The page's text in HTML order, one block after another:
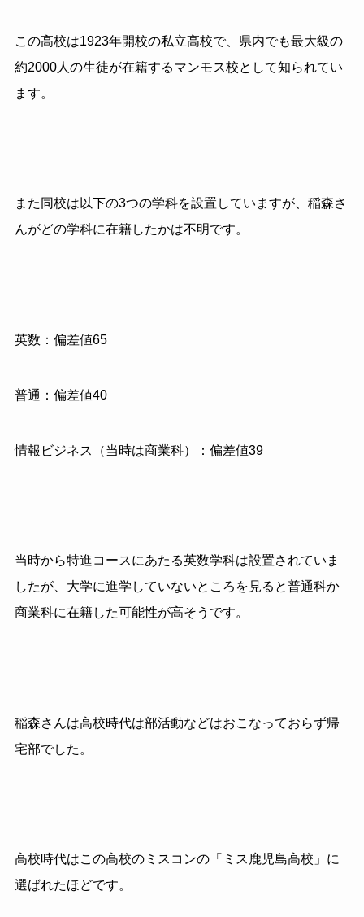
この高校は1923年開校の私立高校で、県内でも最大級の
約2000人の生徒が在籍するマンモス校として知られてい
ます。
また同校は以下の3つの学科を設置していますが、稲森さ
んがどの学科に在籍したかは不明です。
英数：偏差値65
普通：偏差値40
情報ビジネス（当時は商業科）：偏差値39
当時から特進コースにあたる英数学科は設置されていま
したが、大学に進学していないところを見ると普通科か
商業科に在籍した可能性が高そうです。
稲森さんは高校時代は部活動などはおこなっておらず帰
宅部でした。
高校時代はこの高校のミスコンの「ミス鹿児島高校」に
選ばれたほどです。